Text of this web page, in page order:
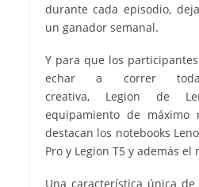
durante cada episodio,
un ganador semanal.
Y para que los
echar a correr
creativa, Legion de
equipamiento de
destacan los notebooks
Pro y Legion T5 y además el
Una característica única